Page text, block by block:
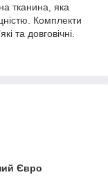
тканина, яка
Комплекти
та довговічні.
Євро